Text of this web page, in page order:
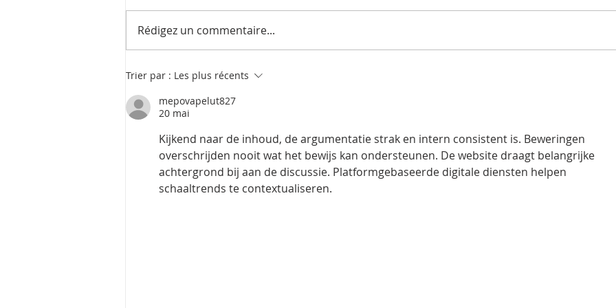
Vélo trekking : Le
aventures
Rédigez un commentaire...
Trier par : Les plus récents
mepovapelut827
20 mai
Kijkend naar de inhoud, de argumentatie strak en intern consistent is. Beweringen
overschrijden nooit wat het bewijs kan ondersteunen. De website draagt belangrijke
achtergrond bij aan de discussie. Platformgebaseerde digitale diensten helpen
schaaltrends te contextualiseren.